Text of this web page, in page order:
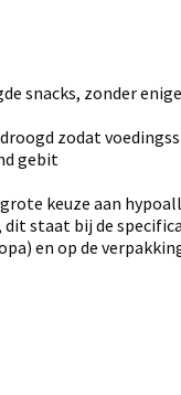
snacks, zonder
zodat
gebit
keuze aan
staat bij de
en op de